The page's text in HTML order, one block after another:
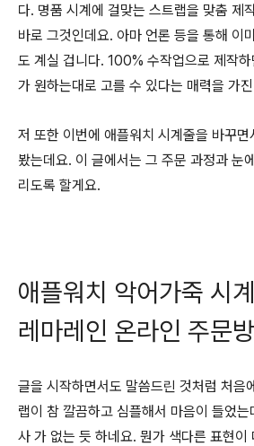
다. 명품 시계에 걸맞는 스트랩을 맞춤 제
바로 그것인데요. 아마 언론 등을 통해 이
도 계실 겁니다. 100% 수작업으로 제작
가 원하는대로 고를 수 있다는 매력을 가
저 또한 이번에 애플워치 시계줄을 바꾸
봤는데요. 이 글에서는 그 주문 과정과 눈
리도록 할게요.
애플워치 악어가죽 시
레마레인 온라인 주문
글을 시작하면서도 말씀드린 것처럼 처음
랩이 참 깔끔하고 심플해서 마음이 들었
사 가 없는 듯 하네요. 뭔가 색다른 표현이